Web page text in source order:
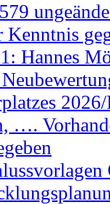
Kenntnis
Hannes
….